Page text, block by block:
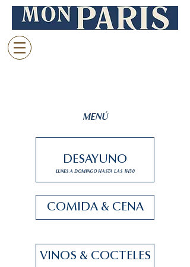
MENÚ
DESAYUNO
LUNES A DOMINGO HASTA LAS 1H30
COMIDA & CENA
VINOS & COCTELES